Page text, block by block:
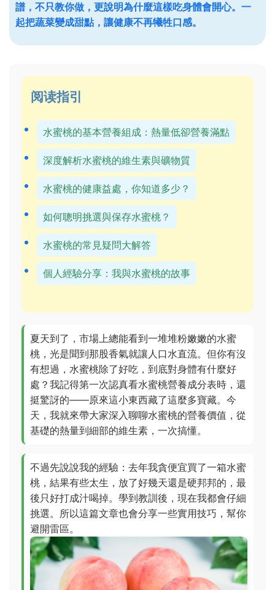
譜，不只教你做，更說明為什麼這樣吃身體會開心。一
起把蔬菜變成甜點，讓健康不再犧牲口感。
阅读指引
水蜜桃的基本營養組成：熱量低卻營養滿點
深度解析水蜜桃的維生素與礦物質
水蜜桃的健康益處，你知道多少？
如何聰明挑選與保存水蜜桃？
水蜜桃的常見疑問大解答
個人經驗分享：我與水蜜桃的故事
夏天到了，市場上總能看到一堆堆粉嫩嫩的水蜜
桃，光是聞到那股香氣就讓人口水直流。但你有沒
有想過，水蜜桃除了好吃，到底對身體有什麼好
處？我記得第一次認真看水蜜桃營養成分表時，還
挺驚訝的——原來這小東西藏了這麼多寶藏。今
天，我就來帶大家深入聊聊水蜜桃的營養價值，從
基礎的熱量到細部的維生素，一次搞懂。
不過先說說我的經驗：去年我貪便宜買了一箱水蜜
桃，結果有些太生，放了好幾天還是硬邦邦的，最
後只好打成汁喝掉。學到教訓後，現在我都會仔細
挑選。所以這篇文章也會分享一些實用技巧，幫你
避開雷區。